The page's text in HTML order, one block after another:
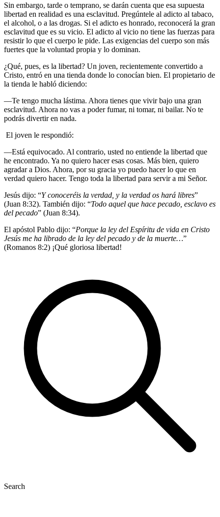
Sin embargo, tarde o temprano, se darán cuenta que esa supuesta
libertad en realidad es una esclavitud. Pregúntele al adicto al tabaco,
el alcohol, o a las drogas. Si el adicto es honrado, reconocerá la gran
esclavitud que es su vicio. El adicto al vicio no tiene las fuerzas para
resistir lo que el cuerpo le pide. Las exigencias del cuerpo son más
fuertes que la voluntad propia y lo dominan.
¿Qué, pues, es la libertad? Un joven, recientemente convertido a
Cristo, entró en una tienda donde lo conocían bien. El propietario de
la tienda le habló diciendo:
—Te tengo mucha lástima. Ahora tienes que vivir bajo una gran
esclavitud. Ahora no vas a poder fumar, ni tomar, ni bailar. No te
podrás divertir en nada.
El joven le respondió:
—Está equivocado. Al contrario, usted no entiende la libertad que
he encontrado. Ya no quiero hacer esas cosas. Más bien, quiero
agradar a Dios. Ahora, por su gracia yo puedo hacer lo que en
verdad quiero hacer. Tengo toda la libertad para servir a mi Señor.
Jesús dijo: “Y conoceréis la verdad, y la verdad os hará libres”
(Juan 8:32). También dijo: “Todo aquel que hace pecado, esclavo es
del pecado” (Juan 8:34).
El apóstol Pablo dijo: “Porque la ley del Espíritu de vida en Cristo
Jesús me ha librado de la ley del pecado y de la muerte…”
(Romanos 8:2) ¡Qué gloriosa libertad!
Search